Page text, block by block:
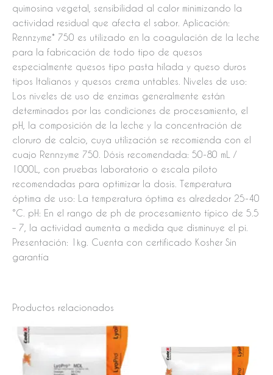
quimosina vegetal, sensibilidad al calor minimizando la
actividad residual que afecta el sabor. Aplicación:
Rennzyme* 750 es utilizado en la coagulación de la leche
para la fabricación de todo tipo de quesos
especialmente quesos tipo pasta hilada y queso duros
tipos Italianos y quesos crema untables. Niveles de uso:
Los niveles de uso de enzimas generalmente están
determinados por las condiciones de procesamiento, el
pH, la composición de la leche y la concentración de
cloruro de calcio, cuya utilización se recomienda con el
cuajo Rennzyme 750. Dósis recomendada: 50-80 mL /
1000L, con pruebas laboratorio o escala piloto
recomendadas para optimizar la dosis. Temperatura
óptima de uso: La temperatura óptima es alrededor 25-40
°C. pH: En el rango de ph de procesamiento típico de 5.5
– 7, la actividad aumenta a medida que disminuye el pi.
Presentación: 1kg. Cuenta con certificado Kosher Sin
garantía
Productos relacionados